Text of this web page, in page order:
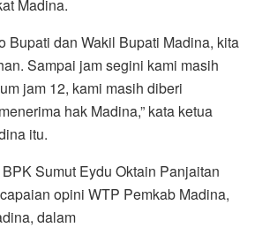
Madina.
Bupati dan Wakil Bupati Madina, kita
Sampai jam segini kami masih
jam 12, kami masih diberi
hak Madina,” kata ketua
itu.
Sumut Eydu Oktain Panjaitan
opini WTP Pemkab Madina,
dalam